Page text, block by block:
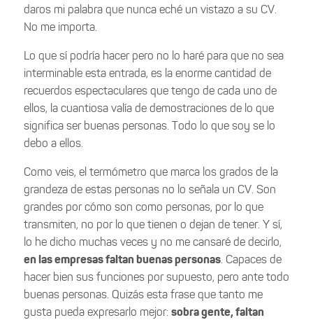
daros mi palabra que nunca eché un vistazo a su CV.
No me importa.
Lo que sí podría hacer pero no lo haré para que no sea
interminable esta entrada, es la enorme cantidad de
recuerdos espectaculares que tengo de cada uno de
ellos, la cuantiosa valía de demostraciones de lo que
significa ser buenas personas. Todo lo que soy se lo
debo a ellos.
Como veis, el termómetro que marca los grados de la
grandeza de estas personas no lo señala un CV. Son
grandes por cómo son como personas, por lo que
transmiten, no por lo que tienen o dejan de tener. Y sí,
lo he dicho muchas veces y no me cansaré de decirlo,
en las empresas faltan buenas personas. Capaces de
hacer bien sus funciones por supuesto, pero ante todo
buenas personas. Quizás esta frase que tanto me
gusta pueda expresarlo mejor: sobra gente, faltan